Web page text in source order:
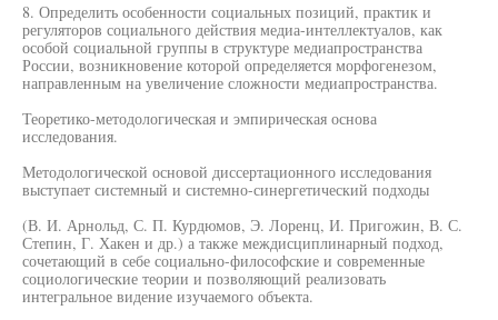
8. Определить особенности социальных позиций, практик и
регуляторов социального действия медиа-интеллектуалов, как
особой социальной группы в структуре медиапространства
России, возникновение которой определяется морфогенезом,
направленным на увеличение сложности медиапространства.
Теоретико-методологическая и эмпирическая основа
исследования.
Методологической основой диссертационного исследования
выступает системный и системно-синергетический подходы
(В. И. Арнольд, С. П. Курдюмов, Э. Лоренц, И. Пригожин, В. С.
Степин, Г. Хакен и др.) а также междисциплинарный подход,
сочетающий в себе социально-философские и современные
социологические теории и позволяющий реализовать
интегральное видение изучаемого объекта.